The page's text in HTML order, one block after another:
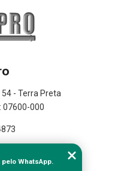
54 - Terra Preta
07600-000
pelo WhatsApp.